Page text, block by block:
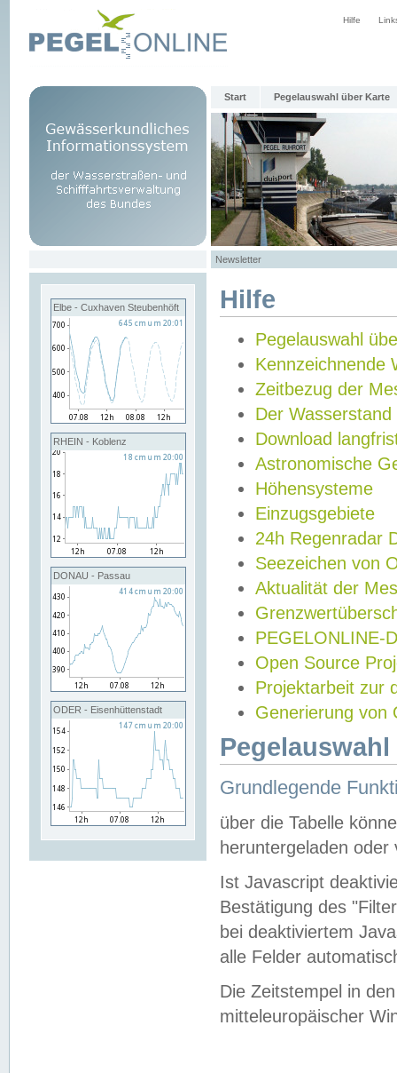
Hilfe
Start Pegelauswahl über Karte
Newsletter
Elbe - Cuxhaven Steubenhöft
RHEIN - Koblenz
DONAU - Passau
ODER - Eisenhüttenstadt
Hilfe
Pegelauswahl
Kennzeichnende
Zeitbezug der
Der Wasserstand
Download
Astronomische
Höhensysteme
Einzugsgebiete
24h Regenradar
Seezeichen von
Aktualität der
PEGELONLINE-
Open Source
Projektarbeit zur
Generierung von
Grundlegende
über die Tabelle
heruntergeladen oder
Ist Javascript
Bestätigung des
bei deaktiviertem
alle Felder
Die Zeitstempel in
mitteleuropäischer